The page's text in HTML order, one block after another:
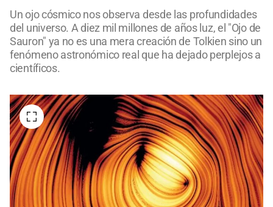
Un ojo cósmico nos observa desde las profundidades
del universo. A diez mil millones de años luz, el "Ojo de
Sauron" ya no es una mera creación de Tolkien sino un
fenómeno astronómico real que ha dejado perplejos a
científicos.